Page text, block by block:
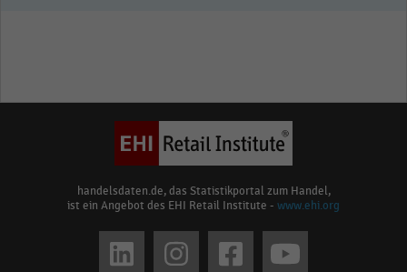
handelsdaten.de, das Statistikportal zum Handel,
ist ein Angebot des EHI Retail Institute - www.ehi.org